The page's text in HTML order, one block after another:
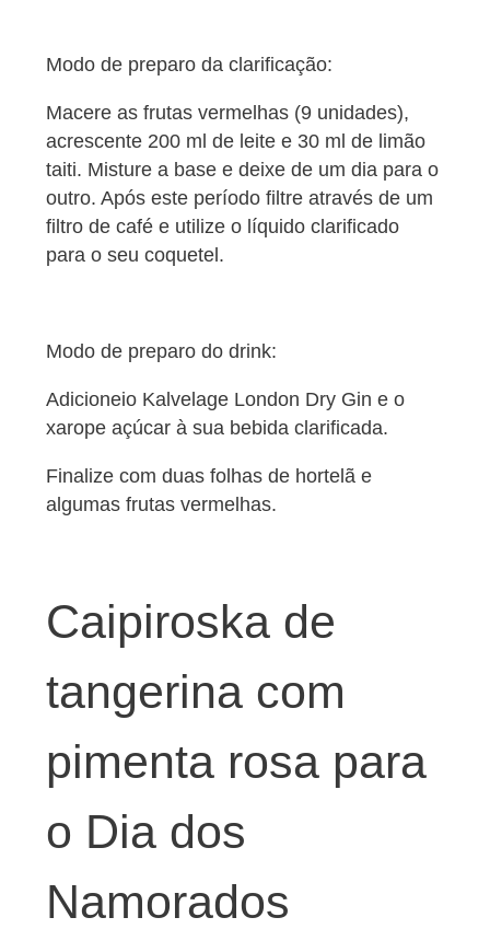
Modo de preparo da clarificação:
Macere as frutas vermelhas (9 unidades),
acrescente 200 ml de leite e 30 ml de limão
taiti. Misture a base e deixe de um dia para o
outro. Após este período filtre através de um
filtro de café e utilize o líquido clarificado
para o seu coquetel.
Modo de preparo do drink:
Adicioneio Kalvelage London Dry Gin e o
xarope açúcar à sua bebida clarificada.
Finalize com duas folhas de hortelã e
algumas frutas vermelhas.
Caipiroska de
tangerina com
pimenta rosa para
o Dia dos
Namorados